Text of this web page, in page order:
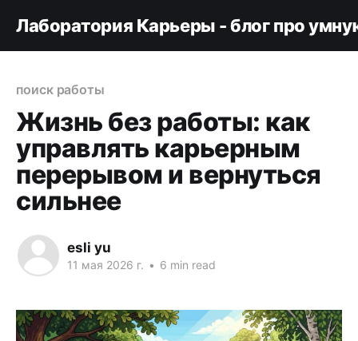
Лаборатория Карьеры - блог про
поиск работы
Жизнь без работы: как
управлять карьерным
перерывом и вернуться
сильнее
esli yu
11 мая 2026 г. • 6 min read